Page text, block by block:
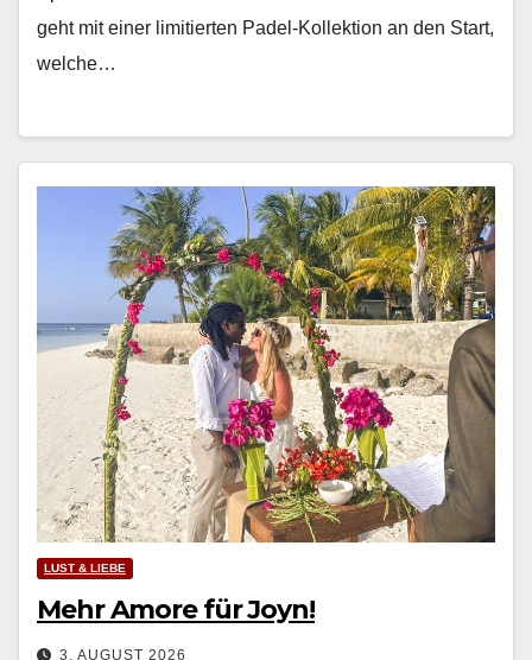
geht mit ein­er lim­i­tierten Padel-Kollek­tion an den Start,
welche…
LUST & LIEBE
Mehr Amore für Joyn!
3. AUGUST 2026